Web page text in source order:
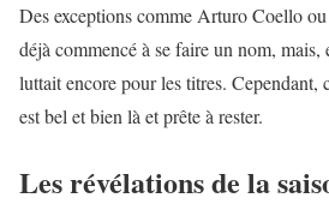
Des exceptions comme Arturo Coello
déjà commencé à se faire un nom, mais,
luttait encore pour les titres. Cependant,
est bel et bien là et prête à rester.
Les révélations de la